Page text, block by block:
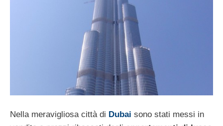
Nella meravigliosa città di Dubai sono stati messi in